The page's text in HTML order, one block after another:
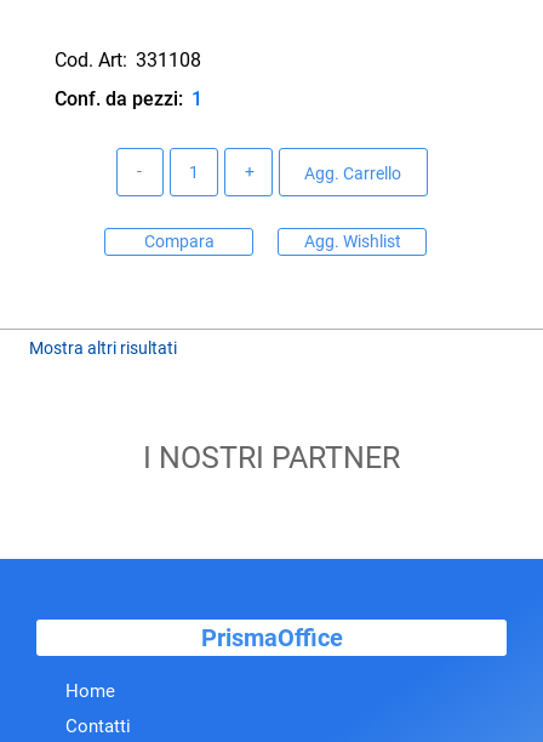
Cod. Art: 331108
Conf. da pezzi: 1
Agg. Carrello
Compara Agg. Wishlist
Mostra altri risultati
I NOSTRI PARTNER
PrismaOffice
Home
Contatti